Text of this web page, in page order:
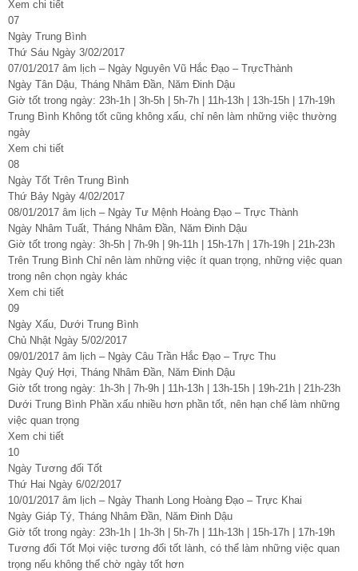
Xem chi tiết
07
Ngày Trung Bình
Thứ Sáu Ngày 3/02/2017
07/01/2017 âm lịch – Ngày Nguyên Vũ Hắc Đạo – TrựcThành
Ngày Tân Dậu, Tháng Nhâm Đần, Năm Đinh Dậu
Giờ tốt trong ngày: 23h-1h | 3h-5h | 5h-7h | 11h-13h | 13h-15h | 17h-19h
Trung Bình Không tốt cũng không xấu, chỉ nên làm những việc thường
ngày
Xem chi tiết
08
Ngày Tốt Trên Trung Bình
Thứ Bảy Ngày 4/02/2017
08/01/2017 âm lịch – Ngày Tư Mệnh Hoàng Đạo – Trực Thành
Ngày Nhâm Tuất, Tháng Nhâm Đần, Năm Đinh Dậu
Giờ tốt trong ngày: 3h-5h | 7h-9h | 9h-11h | 15h-17h | 17h-19h | 21h-23h
Trên Trung Bình Chỉ nên làm những việc ít quan trọng, những việc quan
trong nên chọn ngày khác
Xem chi tiết
09
Ngày Xấu, Dưới Trung Bình
Chủ Nhật Ngày 5/02/2017
09/01/2017 âm lịch – Ngày Câu Trần Hắc Đạo – Trực Thu
Ngày Quý Hợi, Tháng Nhâm Đần, Năm Đinh Dậu
Giờ tốt trong ngày: 1h-3h | 7h-9h | 11h-13h | 13h-15h | 19h-21h | 21h-23h
Dưới Trung Bình Phần xấu nhiều hơn phần tốt, nên hạn chế làm những
việc quan trọng
Xem chi tiết
10
Ngày Tương đối Tốt
Thứ Hai Ngày 6/02/2017
10/01/2017 âm lịch – Ngày Thanh Long Hoàng Đạo – Trực Khai
Ngày Giáp Tý, Tháng Nhâm Đần, Năm Đinh Dậu
Giờ tốt trong ngày: 23h-1h | 1h-3h | 5h-7h | 11h-13h | 15h-17h | 17h-19h
Tương đối Tốt Mọi việc tương đối tốt lành, có thể làm những việc quan
trọng nếu không thể chờ ngày tốt hơn